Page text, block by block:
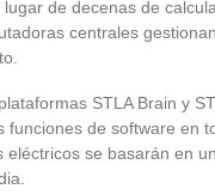
de decenas de
centrales
STLA Brain y
funciones de software en
eléctricos se basarán en